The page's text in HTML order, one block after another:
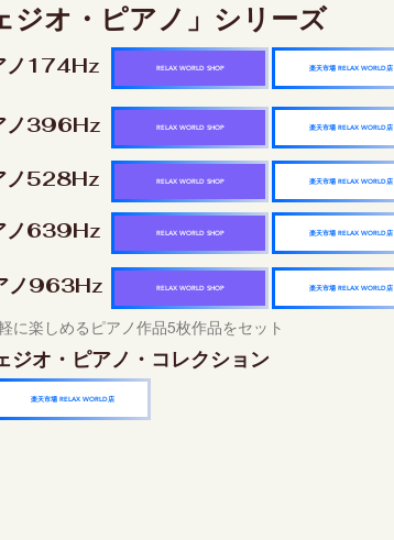
ジオ・ピアノ」シリーズ
ノ174Hz 楽天市場 RELAX WORLD店
RELAX WORLD SHOP
ノ396Hz 楽天市場 RELAX WORLD店
RELAX WORLD SHOP
ノ528Hz 楽天市場 RELAX WORLD店
RELAX WORLD SHOP
ノ639Hz 楽天市場 RELAX WORLD店
RELAX WORLD SHOP
ノ963Hz 楽天市場 RELAX WORLD店
RELAX WORLD SHOP
に楽しめるピアノ作品5枚作品をセット
ジオ・ピアノ・コレクション
楽天市場 RELAX WORLD店